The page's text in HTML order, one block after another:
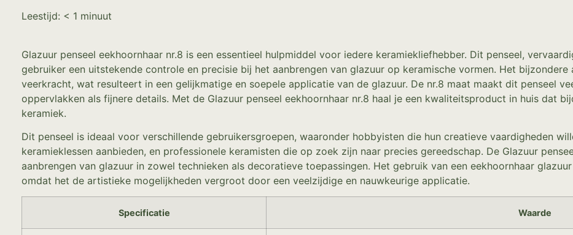
Leestijd: < 1 minuut
Glazuur penseel eekhoornhaar nr.8 is een essentieel hulpmiddel voor iedere keramiekliefhebber. Dit penseel,
gebruiker een uitstekende controle en precisie bij het aanbrengen van glazuur op keramische vormen. Het bijzondere
veerkracht, wat resulteert in een gelijkmatige en soepele applicatie van de glazuur. De nr.8 maat maakt dit penseel
oppervlakken als fijnere details. Met de Glazuur penseel eekhoornhaar nr.8 haal je een kwaliteitsproduct in huis dat
keramiek.
Dit penseel is ideaal voor verschillende gebruikersgroepen, waaronder hobbyisten die hun creatieve vaardigheden
keramieklessen aanbieden, en professionele keramisten die op zoek zijn naar precies gereedschap. De Glazuur
aanbrengen van glazuur in zowel technieken als decoratieve toepassingen. Het gebruik van een eekhoornhaar
omdat het de artistieke mogelijkheden vergroot door een veelzijdige en nauwkeurige applicatie.
Specificatie Waarde